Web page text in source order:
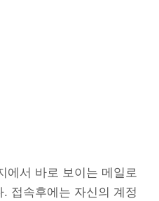
에서 바로 보이는 메일로
접속후에는 자신의 계정